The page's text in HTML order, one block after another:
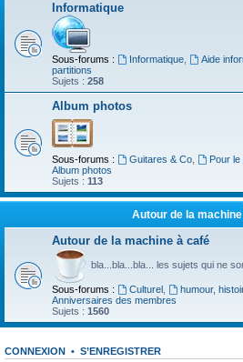
Informatique
Sous-forums : Informatique, Aide
partitions
Sujets : 258
Album photos
Sous-forums : Guitares & Co, Pour
Album photos
Sujets : 113
Autour de la
Autour de la machine à café
bla...bla...bla... les sujets qui ne
Sous-forums : Culturel, humour,
Anniversaires des membres
Sujets : 1560
CONNEXION • S’ENREGISTRER